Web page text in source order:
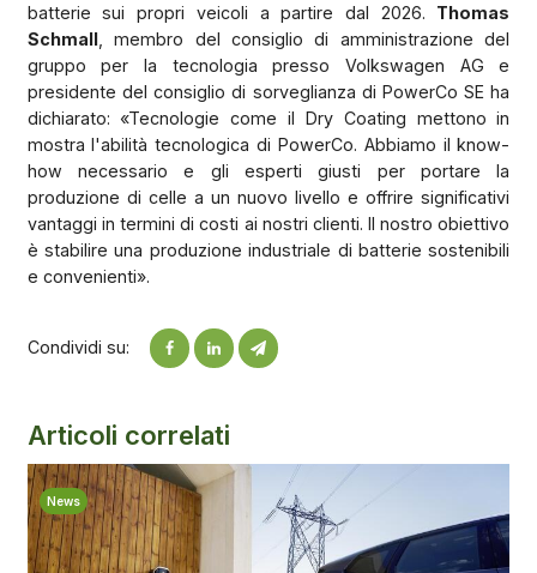
batterie sui propri veicoli a partire dal 2026. Thomas
Schmall, membro del consiglio di amministrazione del
gruppo per la tecnologia presso Volkswagen AG e
presidente del consiglio di sorveglianza di PowerCo SE ha
dichiarato: «Tecnologie come il Dry Coating mettono in
mostra l'abilità tecnologica di PowerCo. Abbiamo il know-
how necessario e gli esperti giusti per portare la
produzione di celle a un nuovo livello e offrire significativi
vantaggi in termini di costi ai nostri clienti. Il nostro obiettivo
è stabilire una produzione industriale di batterie sostenibili
e convenienti».
Condividi su:
Articoli correlati
News